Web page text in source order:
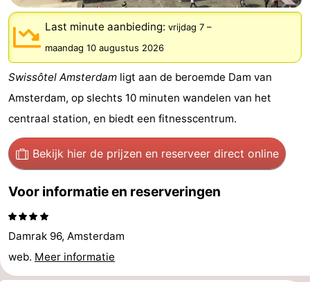
breakfasts)
Hotels
Vakantiehuizen
-
Het
Amsterdamse
-
Spaarnwoude
Last
Attracties
Zien
&
Bezienswaardigheden
Last minute aanbieding: vrijdag 7 –
maandag 10 augustus 2026
Swissôtel Amsterdam ligt aan de beroemde Dam van
Amsterdam, op slechts 10 minuten wandelen van het
centraal station, en biedt een fitnesscentrum.
Bekijk hier de prijzen en reserveer direct online
Voor informatie en reserveringen
Damrak 96, Amsterdam
web. Meer informatie